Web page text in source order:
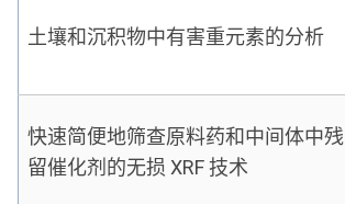
土壤和沉积物中有害重元素的分析
快速简便地筛查原料药和中间体中残
留催化剂的无损 XRF 技术